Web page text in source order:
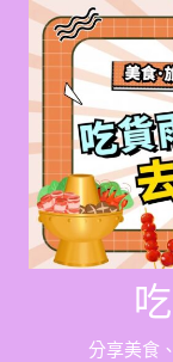
Skip
content
分享美食